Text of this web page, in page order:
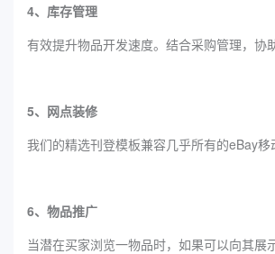
4、库存管理
有效提升物品开发速度。结合采购管理，协
5、网点装修
我们的精选刊登模板兼容几乎所有的eBay
6、物品推广
当潜在买家浏览一物品时，如果可以向其展